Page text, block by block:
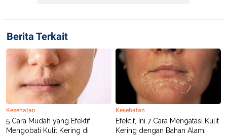
Berita Terkait
Kesehatan
5 Cara Mudah yang Efektif
Mengobati Kulit Kering di
Kesehatan
Efektif, Ini 7 Cara Mengatasi Kulit
Kering dengan Bahan Alami